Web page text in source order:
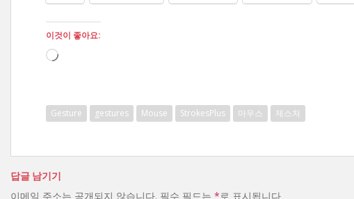
이것이 좋아요:
로
Gesture gestures Mouse StrokesPlus 마우스 제스처
답글 남기기
이메일 주소는 공개되지 않습니다. 필수 필드는 *로 표시됩니다